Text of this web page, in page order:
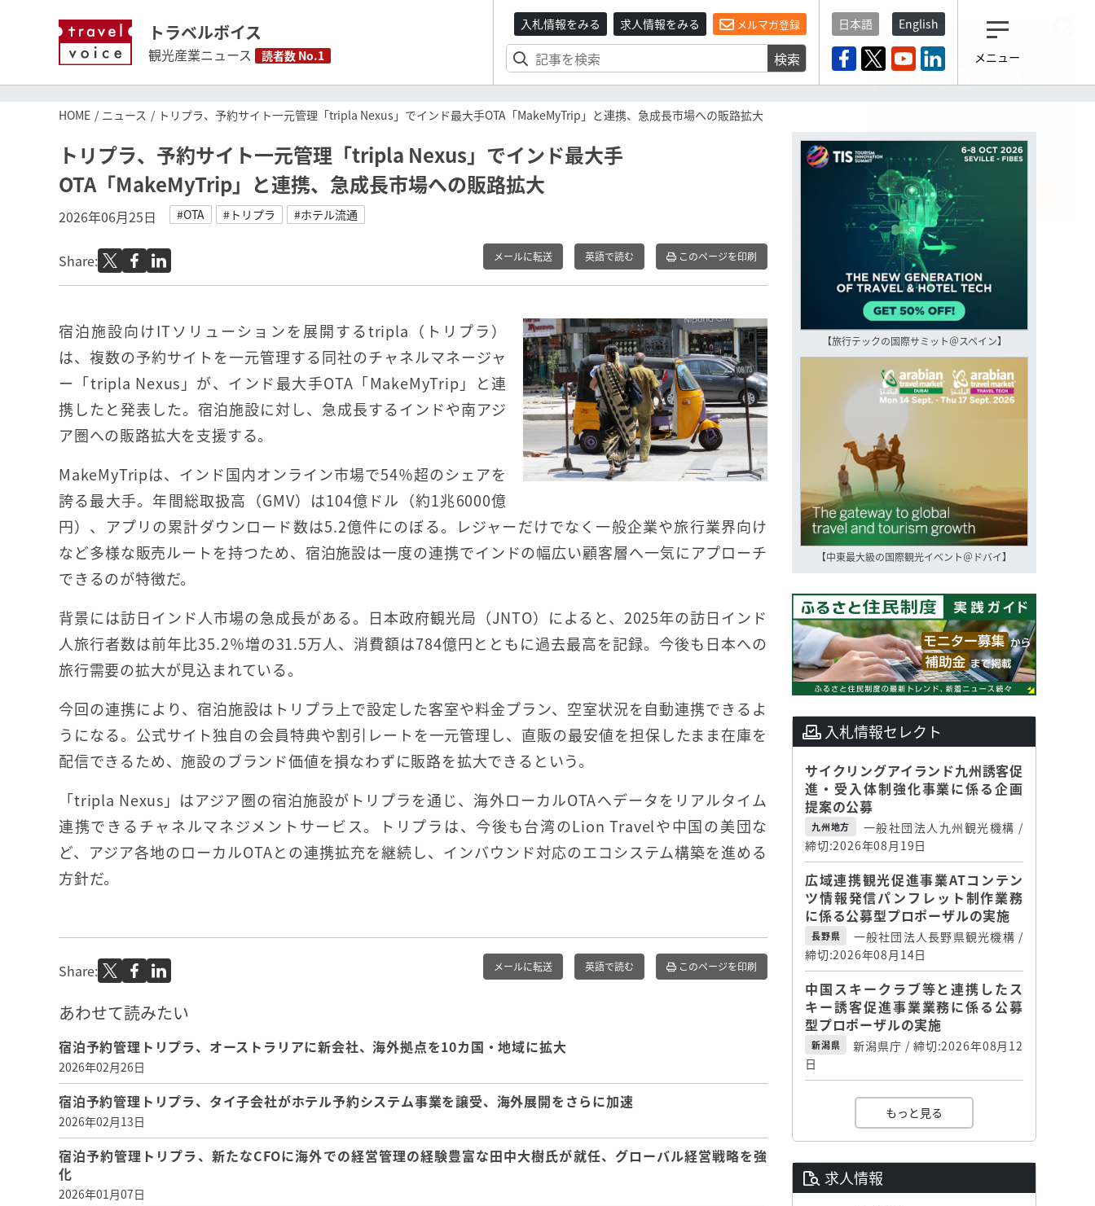
トラベルボイス
観光産業ニュース 読者数 No.1
入札情報をみる 求人情報をみる メルマガ登録
検索
日本語 English
メニュー
HOME ニュース トリプラ、予約サイト一元管理「tripla Nexus」でインド最大手OTA「MakeMyTrip」と連携、急成長市場への販路拡大
トリプラ、予約サイト一元管理「tripla Nexus」でインド最大手
OTA「MakeMyTrip」と連携、急成長市場への販路拡大
2026年06月25日 #OTA #トリプラ #ホテル流通
Share: メールに転送 英語で読む このページを印刷
宿泊施設向けITソリューションを展開するtripla（トリプラ）
は、複数の予約サイトを一元管理する同社のチャネルマネージャ
ー「tripla Nexus」が、インド最大手OTA「MakeMyTrip」と連
携したと発表した。宿泊施設に対し、急成長するインドや南アジ
ア圏への販路拡大を支援する。
MakeMyTripは、インド国内オンライン市場で54％超のシェアを
誇る最大手。年間総取扱高（GMV）は104億ドル（約1兆6000億
円）、アプリの累計ダウンロード数は5.2億件にのぼる。レジャーだけでなく一般企業や旅行業界向け
など多様な販売ルートを持つため、宿泊施設は一度の連携でインドの幅広い顧客層へ一気にアプローチ
できるのが特徴だ。
背景には訪日インド人市場の急成長がある。日本政府観光局（JNTO）によると、2025年の訪日インド
人旅行者数は前年比35.2％増の31.5万人、消費額は784億円とともに過去最高を記録。今後も日本への
旅行需要の拡大が見込まれている。
今回の連携により、宿泊施設はトリプラ上で設定した客室や料金プラン、空室状況を自動連携できるよ
うになる。公式サイト独自の会員特典や割引レートを一元管理し、直販の最安値を担保したまま在庫を
配信できるため、施設のブランド価値を損なわずに販路を拡大できるという。
「tripla Nexus」はアジア圏の宿泊施設がトリプラを通じ、海外ローカルOTAへデータをリアルタイム
連携できるチャネルマネジメントサービス。トリプラは、今後も台湾のLion Travelや中国の美団な
ど、アジア各地のローカルOTAとの連携拡充を継続し、インバウンド対応のエコシステム構築を進める
方針だ。
Share: メールに転送 英語で読む このページを印刷
あわせて読みたい
宿泊予約管理トリプラ、オーストラリアに新会社、海外拠点を10カ国・地域に拡大
2026年02月26日
宿泊予約管理トリプラ、タイ子会社がホテル予約システム事業を譲受、海外展開をさらに加速
2026年02月13日
宿泊予約管理トリプラ、新たなCFOに海外での経営管理の経験豊富な田中大樹氏が就任、グローバル経営戦略を強
化
2026年01月07日
【旅行テックの国際サミット＠スペイン】
【中東最大級の国際観光イベント＠ドバイ】
入札情報セレクト
サイクリングアイランド九州誘客促
進・受入体制強化事業に係る企画
提案の公募
九州地方
一般社団法人九州観光機構 /
締切:2026年08月19日
広域連携観光促進事業ATコンテン
ツ情報発信パンフレット制作業務
に係る公募型プロポーザルの実施
長野県
一般社団法人長野県観光機構 /
締切:2026年08月14日
中国スキークラブ等と連携したス
キー誘客促進事業業務に係る公募
型プロポーザルの実施
新潟県
新潟県庁 / 締切:2026年08月12
日
もっと見る
求人情報
観光産業ニュース「トラベ
登録済みですよね？
もし未だ登録していないなら…
いますぐ登録する